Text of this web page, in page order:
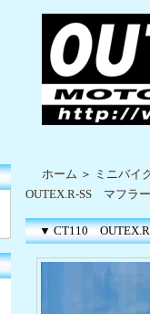
ホーム ＞ ミニバイ
OUTEX.R-SS マフラー
▼ CT110